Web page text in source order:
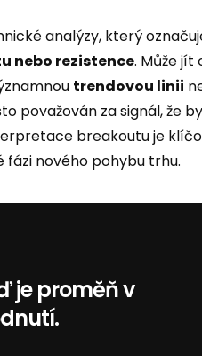
analýzy, který
nebo rezistence. Může jít
trendovou linii
považován za signál, že
breakoutu je
nového pohybu trhu.
je proměň v